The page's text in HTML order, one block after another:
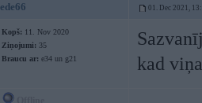
ede66 01. Dec 2021,
Kopš: 11. Nov 2020
Ziņojumi: 35
Braucu ar: e34 un g21
kad